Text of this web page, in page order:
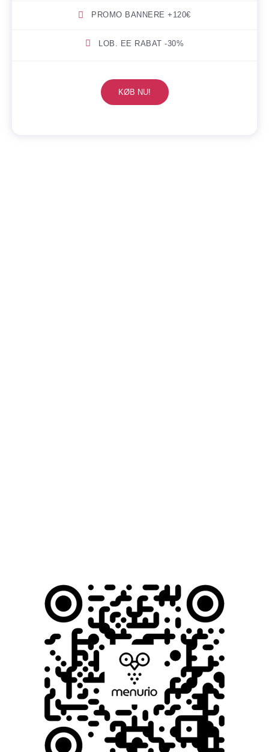
PROMO BANNERE +120€
LOB. EE RABAT -30%
KØB NU!